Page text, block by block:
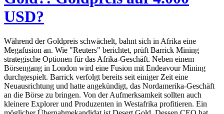
USD?
Während der Goldpreis schwächelt, bahnt sich in Afrika eine
Megafusion an. Wie "Reuters" berichtet, prüft Barrick Mining
strategische Optionen für das Afrika-Geschäft. Neben einem
Börsengang in London wird eine Fusion mit Endeavour Mining
durchgespielt. Barrick verfolgt bereits seit einiger Zeit eine
Neuausrichtung und hatte angekündigt, das Nordamerika-Geschäft
an die Börse zu bringen. Von der Aufmerksamkeit sollten auch
kleinere Explorer und Produzenten in Westafrika profitieren. Ein